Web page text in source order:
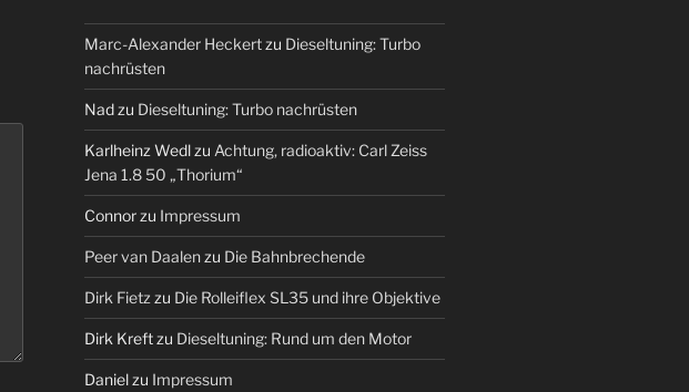
Marc-Alexander Heckertzu Dieseltuning: Turbo
nachrüsten
Nadzu Dieseltuning: Turbo nachrüsten
Karlheinz Wedlzu Achtung, radioaktiv: Carl Zeiss
Jena 1.8 50 „Thorium“
Connorzu Impressum
Peer van Daalenzu Die Bahnbrechende
Dirk Fietz zu Die Rolleiflex SL35 und ihre Objektive
Dirk Kreftzu Dieseltuning: Rund um den Motor
Danielzu Impressum